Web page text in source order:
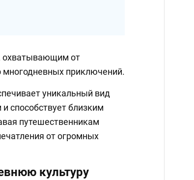
охватывающим от
многодневных приключений.
уникальный вид
способствует близким
путешественникам
от огромных
культуру